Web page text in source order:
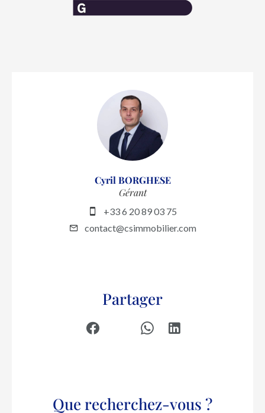
Cyril BORGHESE
Gérant
+33 6 20 89 03 75
contact@csimmobilier.com
Partager
Que recherchez-vous ?